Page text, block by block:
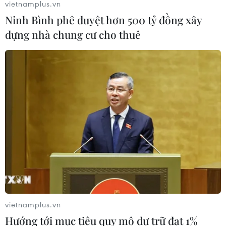
NATO ưu tiên đẩy nhanh chuyển
giao hệ thống phòng không cho
Ukraine
Thắt chặt tình hữu nghị sắt son giữa
các cựu chuyên gia quân sự Nga với
Anh công bố kết quả điều tra ban
đầu vụ đâm dao ở trung tâm London
06/08/2026 06:00
vietnamplus.vn
Ninh Bình phê duyệt hơn 500 tỷ đồng xây
dựng nhà chung cư cho thuê
vietnamplus.vn
Hướng tới mục tiêu quy mô dự trữ đạt 1%